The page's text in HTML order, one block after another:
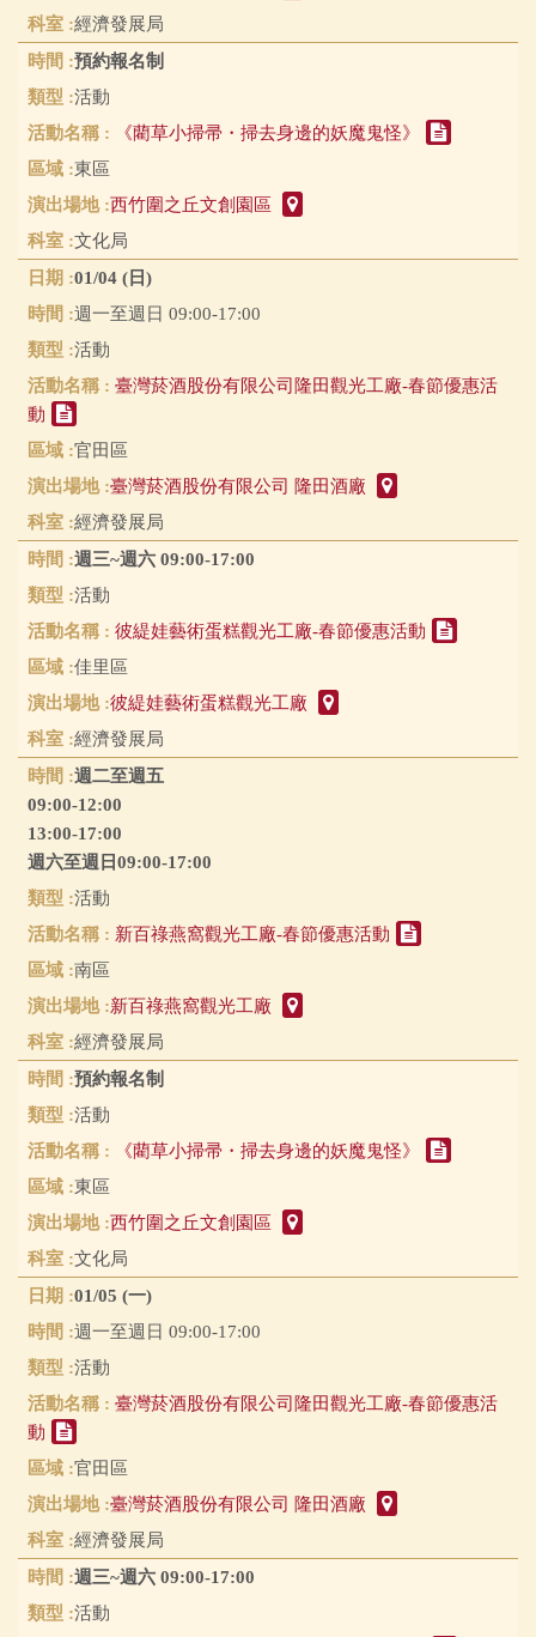
經濟發展局
預約報名制
活動
《藺草小掃帚・掃去身邊的妖魔鬼怪》
東區
西竹圍之丘文創園區
文化局
01/04 (日)
週一至週日 09:00-17:00
活動
臺灣菸酒股份有限公司隆田觀光工廠-春節優惠活
動
官田區
臺灣菸酒股份有限公司 隆田酒廠
經濟發展局
週三~週六 09:00-17:00
活動
彼緹娃藝術蛋糕觀光工廠-春節優惠活動
佳里區
彼緹娃藝術蛋糕觀光工廠
經濟發展局
週二至週五
09:00-12:00
13:00-17:00
週六至週日09:00-17:00
活動
新百祿燕窩觀光工廠-春節優惠活動
南區
新百祿燕窩觀光工廠
經濟發展局
預約報名制
活動
《藺草小掃帚・掃去身邊的妖魔鬼怪》
東區
西竹圍之丘文創園區
文化局
01/05 (一)
週一至週日 09:00-17:00
活動
臺灣菸酒股份有限公司隆田觀光工廠-春節優惠活
動
官田區
臺灣菸酒股份有限公司 隆田酒廠
經濟發展局
週三~週六 09:00-17:00
活動